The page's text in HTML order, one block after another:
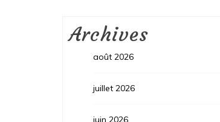
Archives
août 2026
juillet 2026
juin 2026